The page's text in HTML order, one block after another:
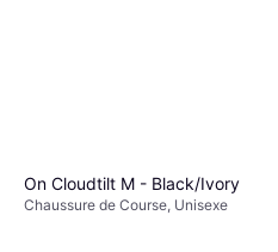
On Cloudtilt M - Black/Ivory
Chaussure de Course, Unisexe